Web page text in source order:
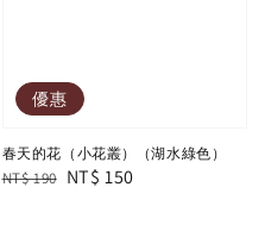
優惠
春天的花（小花叢）（湖水綠色）
Regular
NT$ 190 Sale
NT$ 150